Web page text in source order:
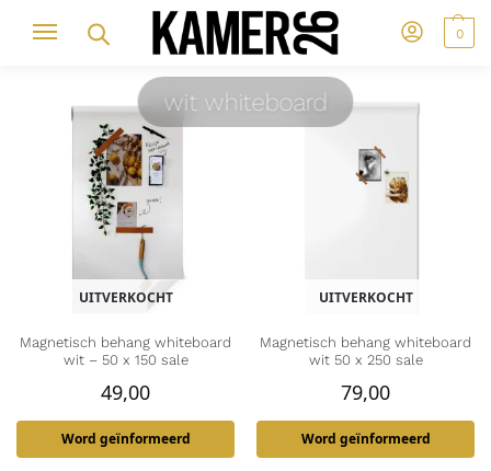
0
wit whiteboard
UITVERKOCHT
Magnetisch behang whiteboard
wit – 50 x 150 sale
49,00
Word geïnformeerd
UITVERKOCHT
Magnetisch behang whiteboard
wit 50 x 250 sale
79,00
Word geïnformeerd